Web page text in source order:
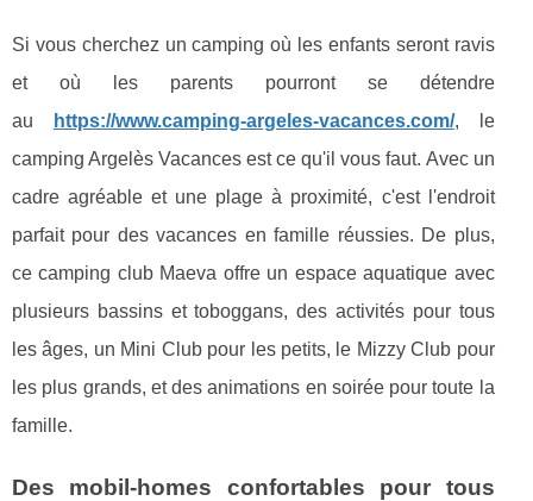
Si vous cherchez un camping où les enfants seront ravis
et où les parents pourront se détendre
au
https://www.camping-argeles-vacances.com/, le
camping Argelès Vacances est ce qu'il vous faut. Avec un
cadre agréable et une plage à proximité, c'est l'endroit
parfait pour des vacances en famille réussies. De plus,
ce camping club Maeva offre un espace aquatique avec
plusieurs bassins et toboggans, des activités pour tous
les âges, un Mini Club pour les petits, le Mizzy Club pour
les plus grands, et des animations en soirée pour toute la
famille.
Des mobil-homes confortables pour tous